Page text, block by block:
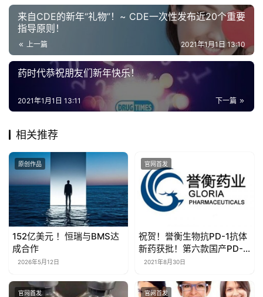
来自CDE的新年“礼物”！~ CDE一次性发布近20个重要
指导原则！
上一篇 2021年1月1日 13:10
药时代恭祝朋友们新年快乐！
下一篇
2021年1月1日 13:11
相关推荐
原创作品
152亿美元 ！恒瑞与BMS达
成合作
2026年5月12日
官网首发
祝贺！誉衡生物抗PD-1抗体
新药获批！第六款国产PD-
1！
2021年8月30日
官网首发 官网首发